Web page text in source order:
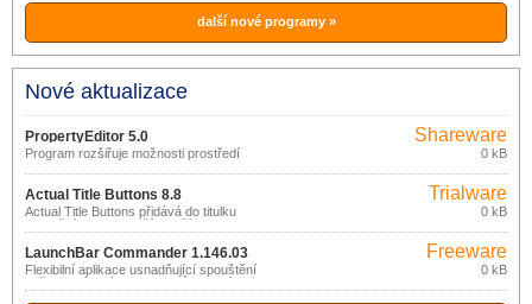
další nové programy »
Nové aktualizace
PropertyEditor 5.0
Program rozšiřuje možnosti prostředí
Shareware
0 kB
Actual Title Buttons 8.8
Actual Title Buttons přidává do titulku
aplikačních oken další 4 tlačítka
umožňující další operace s okny: aplikaci
transparentnosti, „srolování“ okna,
minimalizaci do oznamovací oblasti
hlavního panelu, uzamčení nad ostatními
otevřenými okny.
Trialware
0 kB
LaunchBar Commander 1.146.03
Flexibilní aplikace usnadňující spouštění
vašich oblíbených programů a otevíraní
složek dokumentů.
Freeware
0 kB